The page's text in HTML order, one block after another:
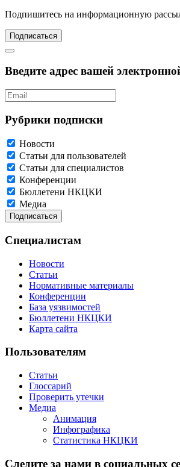
Подпишитесь на информационную
Подписаться
Введите адрес вашей
Рубрики подписки
Новости
Статьи для пользователей
Статьи для специалистов
Конференции
Бюллетени НКЦКИ
Медиа
Специалистам
Новости
Статьи
Нормативные материалы
Конференции
База уязвимостей
Бюллетени НКЦКИ
Карта сайта
Пользователям
Статьи
Глоссарий
Проверить утечки
Медиа
Анимация
Инфографика
Статистика НКЦКИ
Следите за нами в социальных